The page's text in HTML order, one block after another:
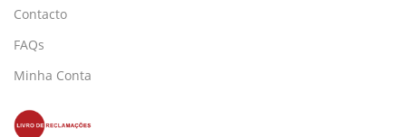
Contacto
FAQs
Minha Conta